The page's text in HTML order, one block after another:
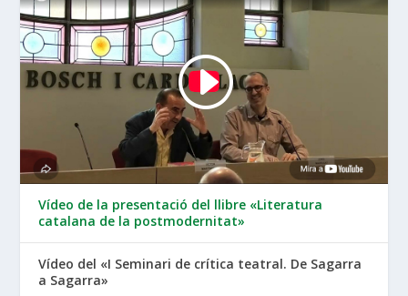
Vídeo de la presentació del llibre «Literatura
catalana de la postmodernitat»
Vídeo del «I Seminari de crítica teatral. De Sagarra
a Sagarra»